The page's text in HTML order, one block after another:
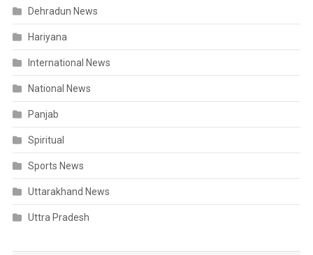
Dehradun News
Hariyana
International News
National News
Panjab
Spiritual
Sports News
Uttarakhand News
Uttra Pradesh